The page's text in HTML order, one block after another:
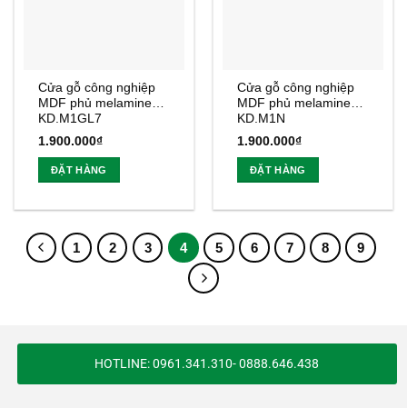
Cửa gỗ công nghiệp
MDF phủ melamine
KD.M1GL7
1.900.000₫
ĐẶT HÀNG
Cửa gỗ công nghiệp
MDF phủ melamine
KD.M1N
1.900.000₫
ĐẶT HÀNG
1 2 3 4 5 6 7 8 9
HOTLINE: 0961.341.310- 0888.646.438